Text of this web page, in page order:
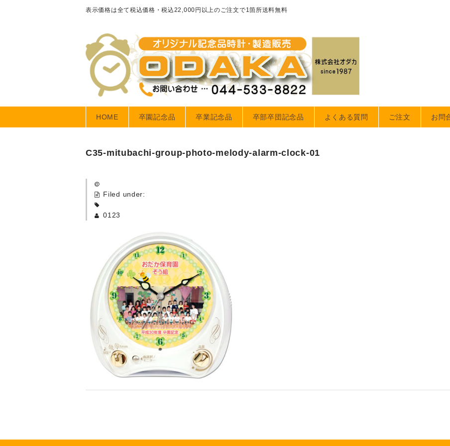
表示価格は全て税込価格・税込22,000円以上のご注文で1箇所送料無料
HOME 卒園記念品 卒業記念品 卒部卒団記念品 よくある質問 ご注文 お問
C35-mitubachi-group-photo-melody-alarm-clock-01
Filed under:
0123